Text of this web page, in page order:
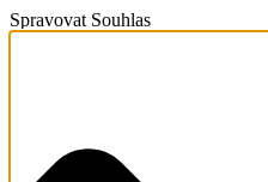
Spravovat Souhlas